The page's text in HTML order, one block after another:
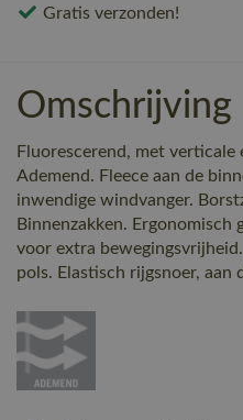
Gratis verzonden!
Omschrijving
Fluorescerend, met verticale
Ademend. Fleece aan de
inwendige windvanger.
Binnenzakken. Ergonomisch
voor extra
pols. Elastisch rijgsnoer, aan